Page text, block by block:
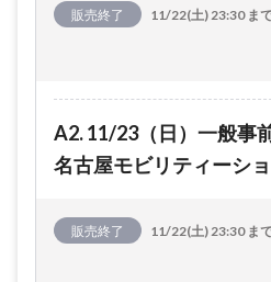
販売終了 11/22(土) 23:30 ま
A2. 11/23（日）一般
名古屋モビリティーシ
販売終了 11/22(土) 23:30 ま